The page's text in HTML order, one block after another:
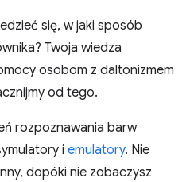
się, w jaki sposób
Twoja wiedza
osobom z daltonizmem
od tego.
rozpoznawania barw
i emulatory. Nie
dopóki nie zobaczysz